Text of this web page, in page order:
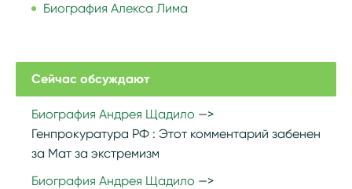
Биография Алекса Лима
Сейчас обсуждают
Биография Андрея Щадило
Генпрокуратура РФ : Этот комментарий забенен
за Мат за экстремизм
Биография Андрея Щадило